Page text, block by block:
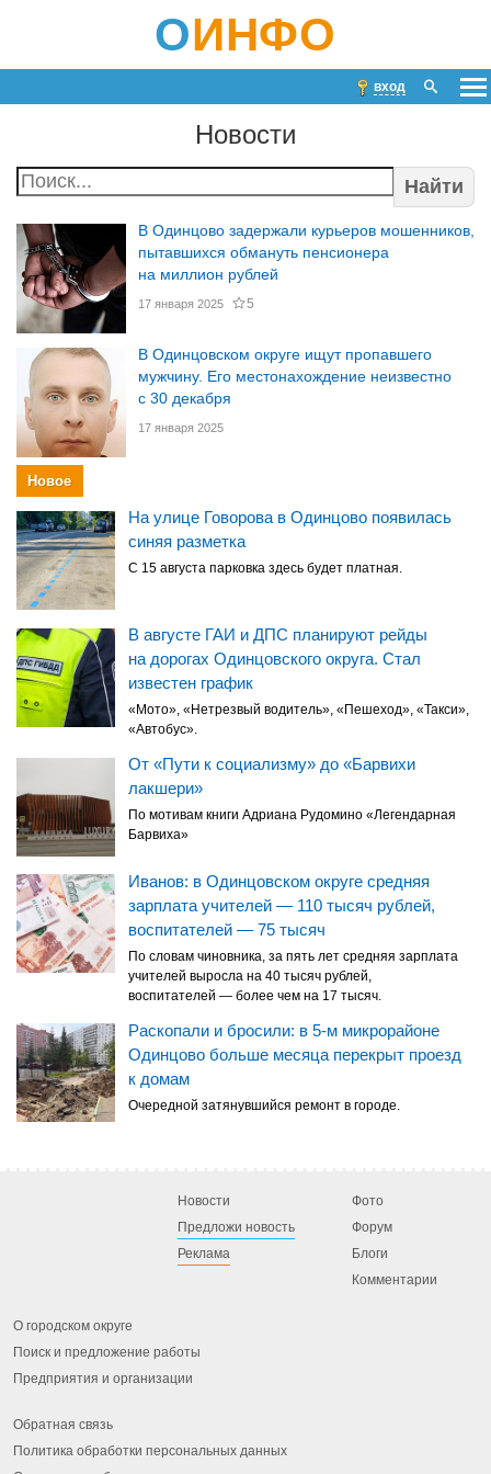
ОИНФО
вход
Новости
Найти
В Одинцово задержали курьеров мошенников,
пытавшихся обмануть пенсионера
на миллион рублей
17 января 2025 5
В Одинцовском округе ищут пропавшего
мужчину. Его местонахождение неизвестно
с 30 декабря
17 января 2025
Новое
На улице Говорова в Одинцово появилась
синяя разметка
С 15 августа парковка здесь будет платная.
В августе ГАИ и ДПС планируют рейды
на дорогах Одинцовского округа. Стал
известен график
«Мото», «Нетрезвый водитель», «Пешеход», «Такси»,
«Автобус».
От «Пути к социализму» до «Барвихи
лакшери»
По мотивам книги Адриана Рудомино «Легендарная
Барвиха»
Иванов: в Одинцовском округе средняя
зарплата учителей — 110 тысяч рублей,
воспитателей — 75 тысяч
По словам чиновника, за пять лет средняя зарплата
учителей выросла на 40 тысяч рублей,
воспитателей — более чем на 17 тысяч.
Раскопали и бросили: в 5-м микрорайоне
Одинцово больше месяца перекрыт проезд
к домам
Очередной затянувшийся ремонт в городе.
Новости
Предложи новость
Реклама
Фото
Форум
Блоги
Комментарии
О городском округе
Поиск и предложение работы
Предприятия и организации
Обратная связь
Политика обработки персональных данных